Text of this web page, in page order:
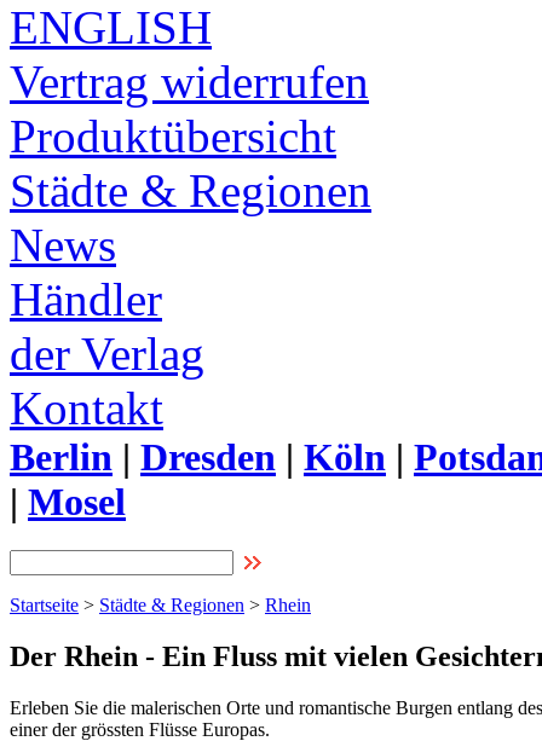
ENGLISH
Vertrag widerrufen
Produktübersicht
Städte & Regionen
News
Händler
der Verlag
Kontakt
Berlin | Dresden | Köln |
| Mosel
Startseite > Städte & Regionen > Rhein
Der Rhein - Ein Fluss mit vielen
Erleben Sie die malerischen Orte und romantische Burgen entlang
einer der grössten Flüsse Europas.